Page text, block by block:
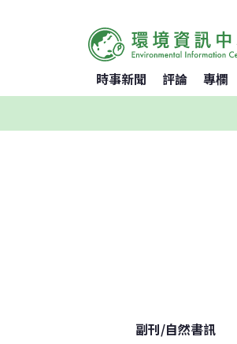
時事新聞 評論 專欄
副刊/自然書訊